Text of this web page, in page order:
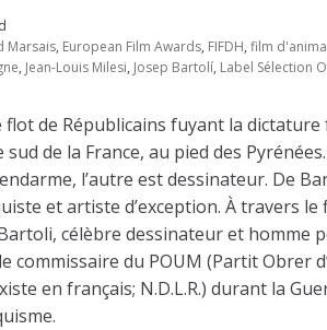
Marsais, European Film Awards, FIFDH, film
, Jean-Louis Milesi, Josep Bartolí, Label Sélection
flot de Républicains fuyant la
sud de la France, au pied des
l’autre est dessinateur. De
et artiste d’exception. À travers le
célèbre dessinateur et homme
commissaire du POUM (Partit Obrer
en français; N.D.L.R.) durant la